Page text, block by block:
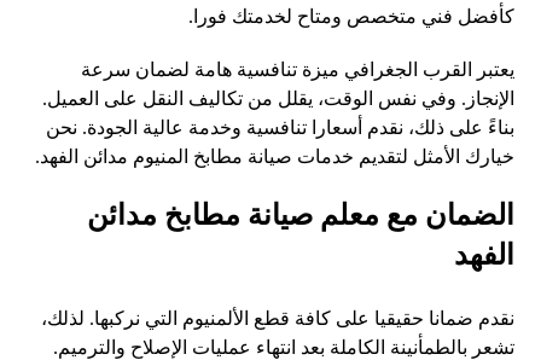
كأفضل فني متخصص ومتاح لخدمتك فورا.
يعتبر القرب الجغرافي ميزة تنافسية هامة لضمان سرعة
الإنجاز. وفي نفس الوقت، يقلل من تكاليف النقل على العميل.
بناءً على ذلك، نقدم أسعارا تنافسية وخدمة عالية الجودة. نحن
خيارك الأمثل لتقديم خدمات صيانة مطابخ المنيوم مدائن الفهد.
الضمان مع معلم صيانة مطابخ مدائن
الفهد
نقدم ضمانا حقيقيا على كافة قطع الألمنيوم التي نركبها. لذلك،
تشعر بالطمأنينة الكاملة بعد انتهاء عمليات الإصلاح والترميم.